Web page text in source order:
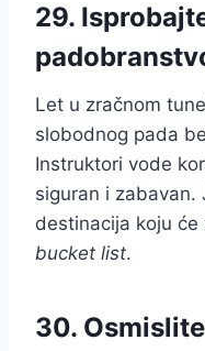
29.
Let u zračnom
slobodnog pada
Instruktori vode
siguran i
destinacija koju
bucket list.
30.